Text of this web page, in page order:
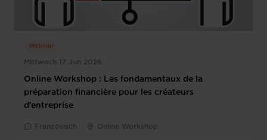
Mittwoch 17 Jun 2026
Webinar
Online Workshop : Les fondamentaux de la
préparation financière pour les créateurs
d’entreprise
Französisch Online Workshop